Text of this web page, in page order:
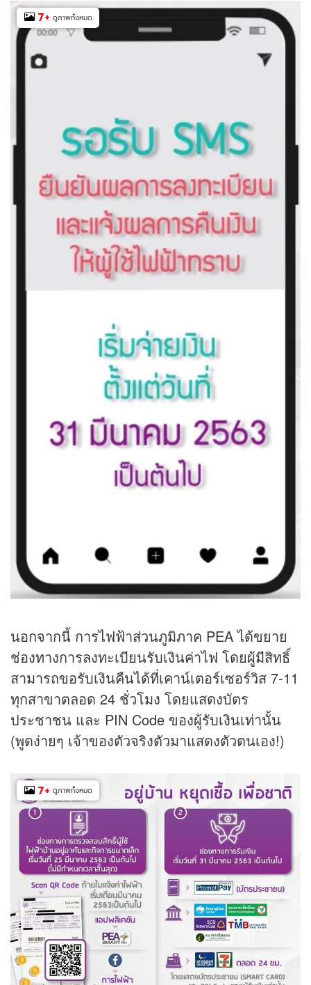
7+ ดูภาพทั้งหมด
นอกจากนี้ การไฟฟ้าส่วนภูมิภาค PEA ได้ขยาย
ช่องทางการลงทะเบียนรับเงินค่าไฟ โดยผู้มีสิทธิ์
สามารถขอรับเงินคืนได้ที่เคาน์เตอร์เซอร์วิส 7-11
ทุกสาขาตลอด 24 ชั่วโมง โดยแสดงบัตร
ประชาชน และ PIN Code ของผู้รับเงินเท่านั้น
(พูดง่ายๆ เจ้าของตัวจริงตัวมาแสดงตัวตนเอง!)
7+ ดูภาพทั้งหมด